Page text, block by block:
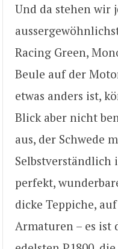
Und da stehen wir
Racing Green,
Beule auf der
etwas anders ist,
Blick aber nicht
aus, der Schwede
Selbstverständlich
perfekt,
dicke Teppiche,
Armaturen – es ist